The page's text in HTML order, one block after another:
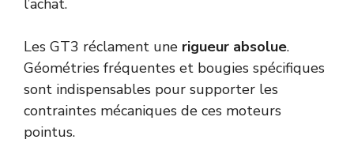
l’achat.
Les GT3 réclament une rigueur absolue.
Géométries fréquentes et bougies spécifiques
sont indispensables pour supporter les
contraintes mécaniques de ces moteurs
pointus.